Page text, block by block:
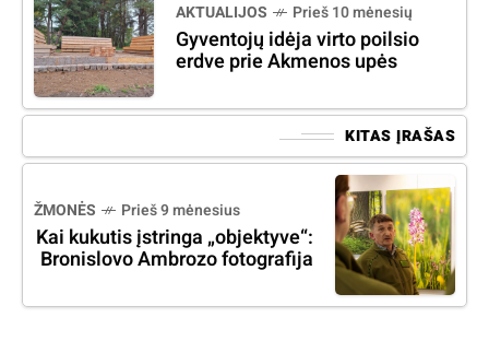
AKTUALIJOS Prieš 10 mėnesių
Gyventojų idėja virto poilsio
erdve prie Akmenos upės
KITAS ĮRAŠAS
ŽMONĖS Prieš 9 mėnesius
Kai kukutis įstringa „objektyve“:
Bronislovo Ambrozo fotografija